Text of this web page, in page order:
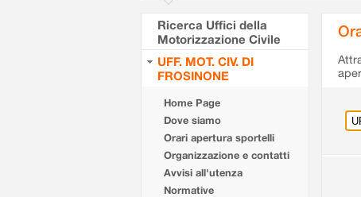
Ricerca Uffici della
Motorizzazione Civile
UFF. MOT. CIV. DI
FROSINONE
Home Page
Dove siamo
Orari apertura sportelli
Organizzazione e contatti
Avvisi all'utenza
Normative